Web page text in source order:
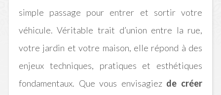
simple passage pour entrer et sortir votre
véhicule. Véritable trait d’union entre la rue,
votre jardin et votre maison, elle répond à des
enjeux techniques, pratiques et esthétiques
fondamentaux. Que vous envisagiez de créer